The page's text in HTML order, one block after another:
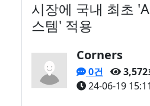
시장에 국내 최초
스템' 적용
Corners
0건
3,572
24-06-19 15:11